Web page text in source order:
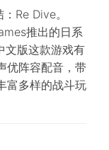
Re Dive。
推出的日系
文版这款游戏有
优阵容配音，带
富多样的战斗玩